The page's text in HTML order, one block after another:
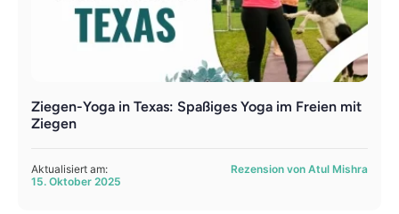
Ziegen-Yoga in Texas: Spaßiges Yoga im Freien mit
Ziegen
Aktualisiert am:
15. Oktober 2025
Rezension von Atul Mishra